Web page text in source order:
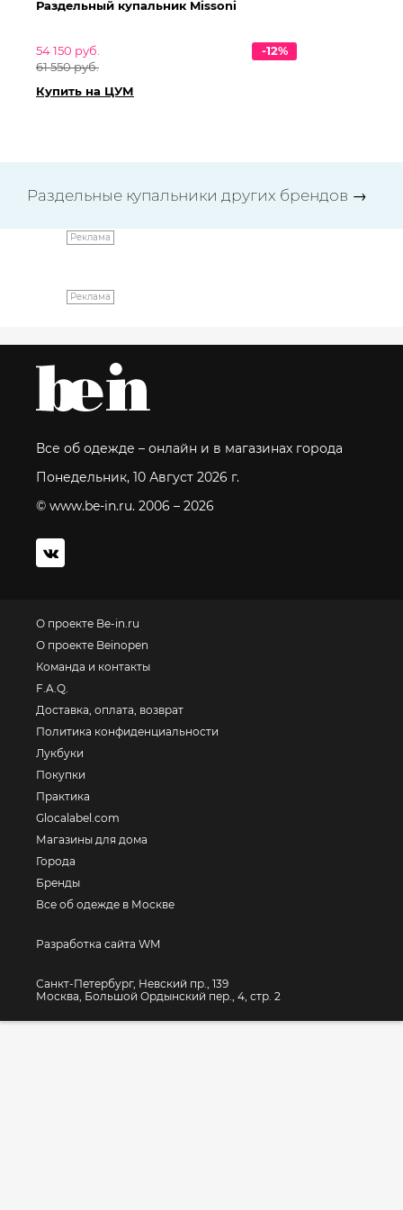
Раздельный купальник Missoni
54 150 руб.
61 550 руб.
-12%
Купить на ЦУМ
Раздельные купальники других брендов →
Реклама
Реклама
Все об одежде – онлайн и в магазинах города
Понедельник, 10 Август 2026 г.
© www.be-in.ru. 2006 – 2026
О проекте Be-in.ru
О проекте Beinopen
Команда и контакты
F.A.Q.
Доставка, оплата, возврат
Политика конфиденциальности
Лукбуки
Покупки
Практика
Glocalabel.com
Магазины для дома
Города
Бренды
Все об одежде в Москве
Разработка сайта WM
Санкт-Петербург, Невский пр., 139
Москва, Большой Ордынский пер., 4, стр. 2